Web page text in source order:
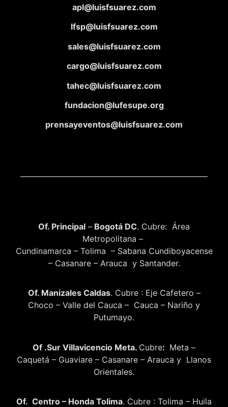
apl@luisfsuarez.com
lfsp@luisfsuarez.com
sales@luisfsuarez.com
cargo@luisfsuarez.com
tahec@luisfsuarez.com
fundacion@lufesupe.org
prensayeventos@luisfsuarez.com
Of. Principal – Bogotá DC. Cubre: Área
Metropolitana –
Cundinamarca – Tolima – Sabana Cundiboyacense
– Casanare – Arauca y Santander.
Of. Manizales Caldas. Cubre : Eje Cafetero –
Choco – Valle del Cauca – Cauca – Nariño y
Putumayo.
Of .Sur Villavicencio Meta. Cubre: Meta –
Caquetá – Guaviare – Casanare – Arauca y Llanos
Orientales.
Of. Centro – Honda Tolima. Cubre : Tolima – Huila